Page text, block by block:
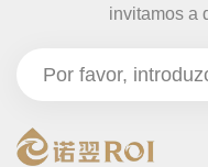
invitamos a